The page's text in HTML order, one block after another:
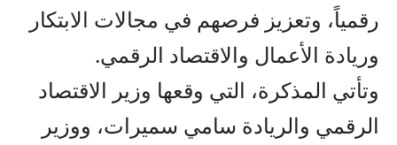
رقمياً، وتعزيز فرصهم في مجالات الابتكار
وريادة الأعمال والاقتصاد الرقمي.
وتأتي المذكرة، التي وقعها وزير الاقتصاد
الرقمي والريادة سامي سميرات، ووزير